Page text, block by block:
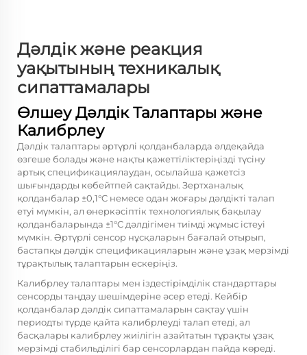
Дәлдік және реакция
уақытының техникалық
сипаттамалары
Өлшеу Дәлдік Талаптары және
Калибрлеу
Дәлдік талаптары әртүрлі қолданбаларда әлдеқайда
өзгеше болады және нақты қажеттіліктеріңізді түсіну
артық спецификациялаудан, осылайша қажетсіз
шығындарды көбейтпей сақтайды. Зертханалық
қолданбалар ±0,1°C немесе одан жоғары дәлдікті талап
етуі мүмкін, ал өнеркәсіптік технологиялық бақылау
қолданбаларында ±1°C дәлдігімен тиімді жұмыс істеуі
мүмкін. Әртүрлі сенсор нұсқаларын бағалай отырып,
бастапқы дәлдік спецификацияларын және ұзақ мерзімді
тұрақтылық талаптарын ескеріңіз.
Калибрлеу талаптары мен іздестірімділік стандарттары
сенсорды таңдау шешімдеріне әсер етеді. Кейбір
қолданбалар дәлдік сипаттамаларын сақтау үшін
периодты түрде қайта калибрлеуді талап етеді, ал
басқалары калибрлеу жиілігін азайтатын тұрақты ұзақ
мерзімді стабильділігі бар сенсорлардан пайда көреді.